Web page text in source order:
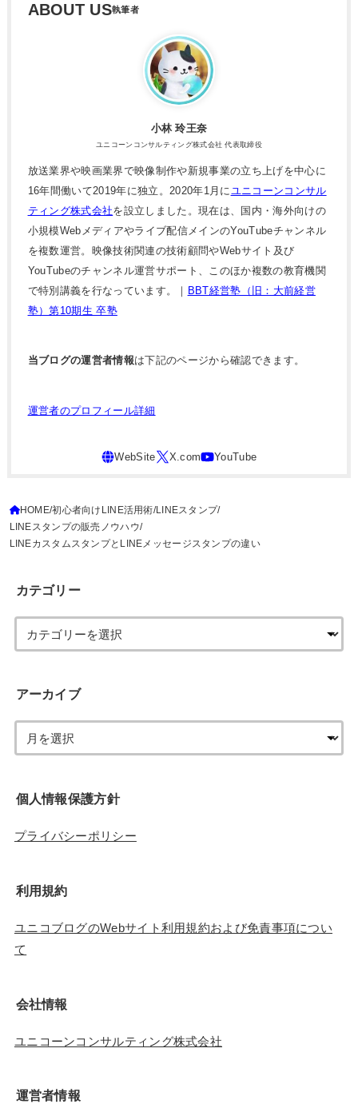
ABOUT US
小林 玲王奈
ユニコーンコンサルティング株式会社 代表取締役
放送業界や映画業界で映像制作や新規事業の立ち上げを中心に
16年間働いて2019年に独立。2020年1月に ユニコーンコンサル
ティング株式会社を設立しました。現在は、国内・海外向けの
小規模Webメディアやライブ配信メインのYouTubeチャンネル
を複数運営。映像技術関連の技術顧問やWebサイト及び
YouTubeのチャンネル運営サポート、このほか複数の教育機関
で特別講義を行なっています。｜ BBT経営塾（旧：大前経営
塾）第10期生 卒塾
当ブログの運営者情報は下記のページから確認できます。
運営者のプロフィール詳細
HOME 初心者向けLINE活用術 LINEスタンプ
LINEスタンプの販売ノウハウ
LINEカスタムスタンプとLINEメッセージスタンプの違い
カテゴリー
アーカイブ
個人情報保護方針
プライバシーポリシー
利用規約
ユニコブログのWebサイト利用規約および免責事項につい
て
会社情報
ユニコーンコンサルティング株式会社
運営者情報